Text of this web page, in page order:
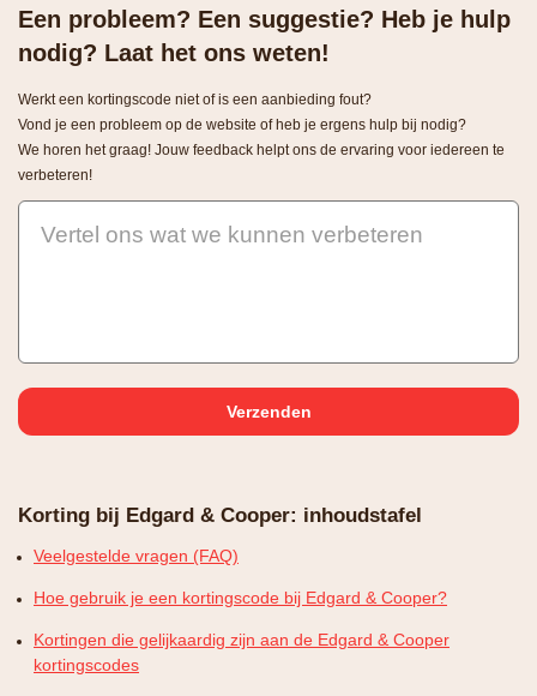
Een probleem? Een suggestie? Heb je hulp
nodig? Laat het ons weten!
Werkt een kortingscode niet of is een aanbieding fout?
Vond je een probleem op de website of heb je ergens hulp bij nodig?
We horen het graag! Jouw feedback helpt ons de ervaring voor iedereen te
verbeteren!
Vertel ons wat we kunnen verbeteren
Korting bij Edgard & Cooper: inhoudstafel
Veelgestelde vragen (FAQ)
Hoe gebruik je een kortingscode bij Edgard & Cooper?
Kortingen die gelijkaardig zijn aan de Edgard & Cooper
kortingscodes